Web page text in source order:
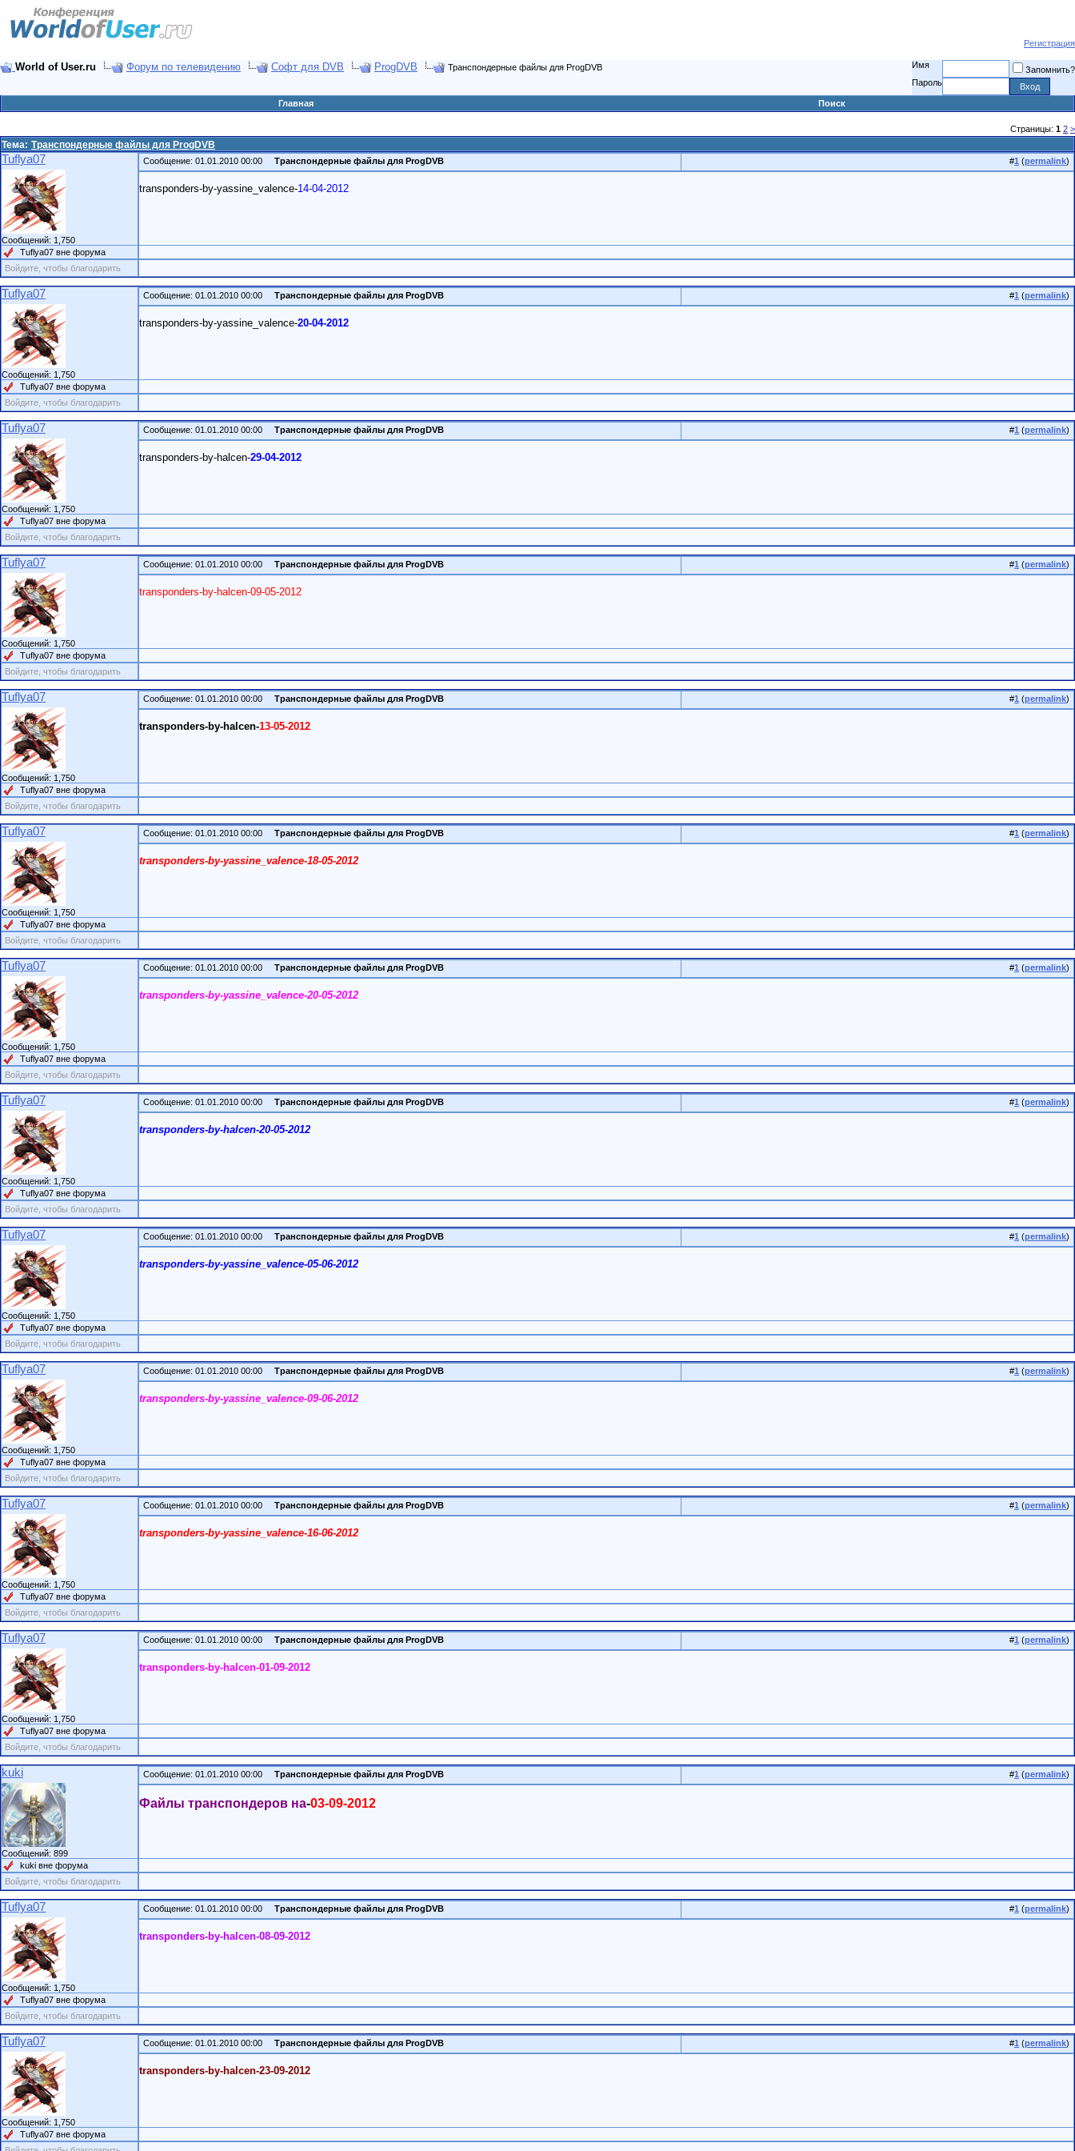
Регистрация
World of User.ru Форум по телевидению Софт для DVB ProgDVB Транспондерные файлы для ProgDVB Имя
Запомнить?
Пароль
Главная Поиск
Страницы: 1 2 >
Тема: Транспондерные файлы для ProgDVB
Tuflya07
Сообщений: 1,750
Сообщение: 01.01.2010 00:00 Транспондерные файлы для ProgDVB #1 (permalink)
transponders-by-yassine_valence-14-04-2012
Tuflya07 вне форума
Войдите, чтобы благодарить
Tuflya07
Сообщений: 1,750
Сообщение: 01.01.2010 00:00 Транспондерные файлы для ProgDVB #1 (permalink)
transponders-by-yassine_valence-20-04-2012
Tuflya07 вне форума
Войдите, чтобы благодарить
Tuflya07
Сообщений: 1,750
Сообщение: 01.01.2010 00:00 Транспондерные файлы для ProgDVB #1 (permalink)
transponders-by-halcen-29-04-2012
Tuflya07 вне форума
Войдите, чтобы благодарить
Tuflya07
Сообщений: 1,750
Сообщение: 01.01.2010 00:00 Транспондерные файлы для ProgDVB #1 (permalink)
transponders-by-halcen-09-05-2012
Tuflya07 вне форума
Войдите, чтобы благодарить
Tuflya07
Сообщений: 1,750
Сообщение: 01.01.2010 00:00 Транспондерные файлы для ProgDVB #1 (permalink)
transponders-by-halcen-13-05-2012
Tuflya07 вне форума
Войдите, чтобы благодарить
Tuflya07
Сообщений: 1,750
Сообщение: 01.01.2010 00:00 Транспондерные файлы для ProgDVB #1 (permalink)
transponders-by-yassine_valence-18-05-2012
Tuflya07 вне форума
Войдите, чтобы благодарить
Tuflya07
Сообщений: 1,750
Сообщение: 01.01.2010 00:00 Транспондерные файлы для ProgDVB #1 (permalink)
transponders-by-yassine_valence-20-05-2012
Tuflya07 вне форума
Войдите, чтобы благодарить
Tuflya07
Сообщений: 1,750
Сообщение: 01.01.2010 00:00 Транспондерные файлы для ProgDVB #1 (permalink)
transponders-by-halcen-20-05-2012
Tuflya07 вне форума
Войдите, чтобы благодарить
Tuflya07
Сообщений: 1,750
Сообщение: 01.01.2010 00:00 Транспондерные файлы для ProgDVB #1 (permalink)
transponders-by-yassine_valence-05-06-2012
Tuflya07 вне форума
Войдите, чтобы благодарить
Tuflya07
Сообщений: 1,750
Сообщение: 01.01.2010 00:00 Транспондерные файлы для ProgDVB #1 (permalink)
transponders-by-yassine_valence-09-06-2012
Tuflya07 вне форума
Войдите, чтобы благодарить
Tuflya07
Сообщений: 1,750
Сообщение: 01.01.2010 00:00 Транспондерные файлы для ProgDVB #1 (permalink)
transponders-by-yassine_valence-16-06-2012
Tuflya07 вне форума
Войдите, чтобы благодарить
Tuflya07
Сообщений: 1,750
Сообщение: 01.01.2010 00:00 Транспондерные файлы для ProgDVB #1 (permalink)
transponders-by-halcen-01-09-2012
Tuflya07 вне форума
Войдите, чтобы благодарить
kuki
Сообщений: 899
Сообщение: 01.01.2010 00:00 Транспондерные файлы для ProgDVB #1 (permalink)
Файлы транспондеров на-03-09-2012
kuki вне форума
Войдите, чтобы благодарить
Tuflya07
Сообщений: 1,750
Сообщение: 01.01.2010 00:00 Транспондерные файлы для ProgDVB #1 (permalink)
transponders-by-halcen-08-09-2012
Tuflya07 вне форума
Войдите, чтобы благодарить
Tuflya07
Сообщений: 1,750
Сообщение: 01.01.2010 00:00 Транспондерные файлы для ProgDVB #1 (permalink)
transponders-by-halcen-23-09-2012
Tuflya07 вне форума